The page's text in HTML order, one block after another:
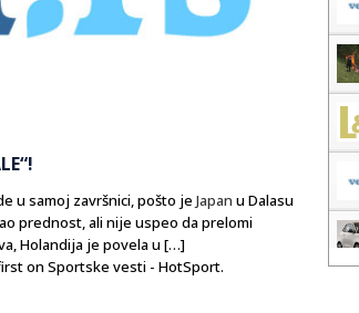
u samoj završnici, pošto je Japan u Dalasu
prednost, ali nije uspeo da prelomi
Holandija je povela u […]
on Sportske vesti - HotSport.